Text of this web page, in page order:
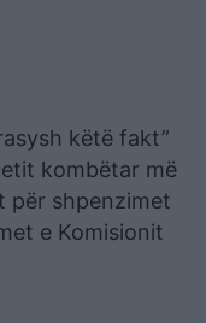
këtë fakt”
kombëtar më
për shpenzimet
e Komisionit